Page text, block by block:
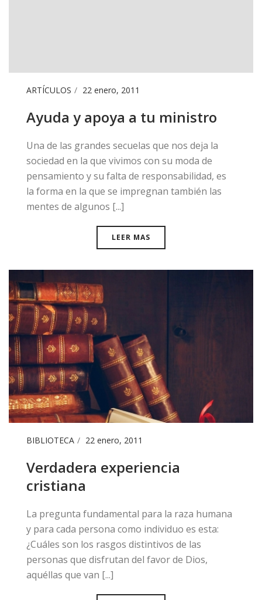
ARTÍCULOS 22 enero, 2011
Ayuda y apoya a tu ministro
​Una de las grandes secuelas que nos deja la
sociedad en la que vivimos con su moda de
pensamiento y su falta de responsabilidad, es
la forma en la que se impregnan también las
mentes de algunos [...]
LEER MAS
BIBLIOTECA 22 enero, 2011
Verdadera experiencia
cristiana
​La pregunta fundamental para la raza humana
y para cada persona como individuo es esta:
¿Cuáles son los rasgos distintivos de las
personas que disfrutan del favor de Dios,
aquéllas que van [...]